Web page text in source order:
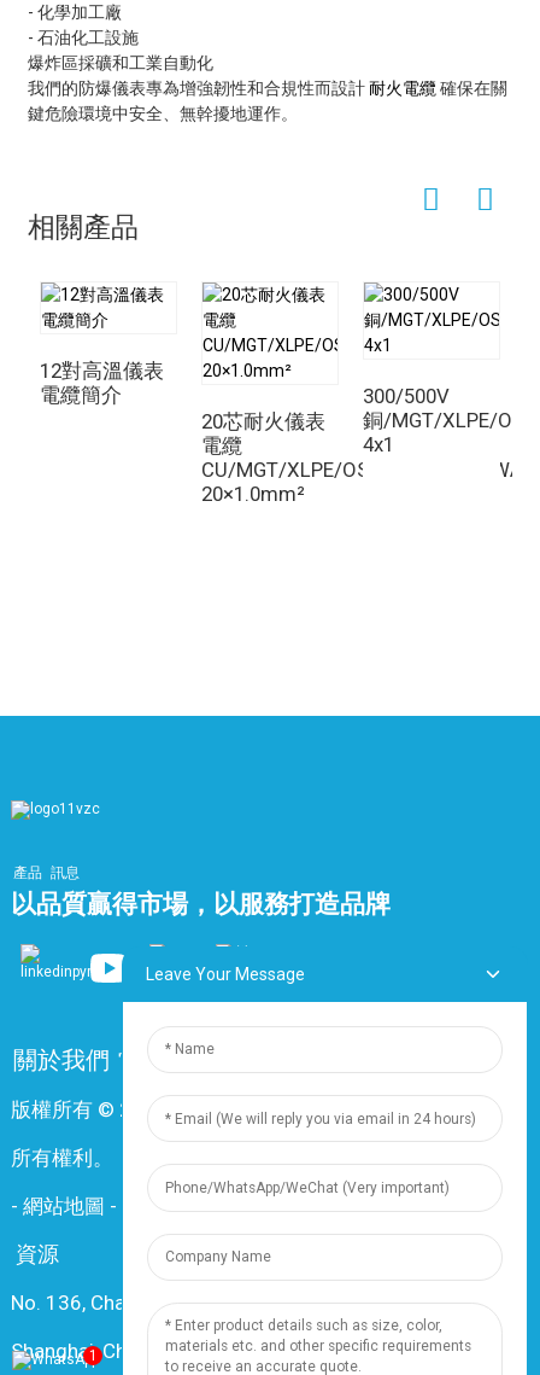
- 化學加工廠
- 石油化工設施
爆炸區採礦和工業自動化
我們的防爆儀表專為增強韌性和合規性而設計耐火電纜 確保在關
鍵危險環境中安全、無幹擾地運作。
相關產品
12對高溫儀表
電纜簡介
20芯耐火儀表
電纜
CU/MGT/XLPE/OS/FR/LSZH/GSWA/
20×1.0mm²
300/500V
銅/MGT/XLPE/OS/
4x1
產品 訊息
以品質贏得市場，以服務打造品牌
關於我們 常問問題
版權所有 © 2024 上海鼎尊電氣電纜股份有限公司。保留
所有權利。
- 網站地圖 - Resource
資源
No. 136, Changxiang Rd., Nanxiang Town, 201802,
Shanghai, China
1
Leave Your Message